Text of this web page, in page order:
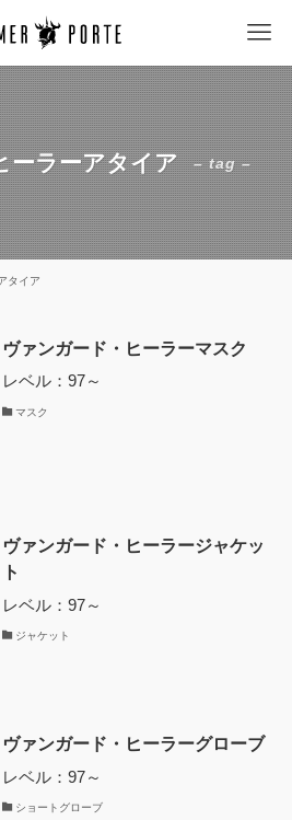
ーラーアタイア – tag –
タイア
ヴァンガード・ヒーラーマスク
レベル：97～
マスク
ヴァンガード・ヒーラージャケッ
ト
レベル：97～
ジャケット
ヴァンガード・ヒーラーグローブ
レベル：97～
ショートグローブ